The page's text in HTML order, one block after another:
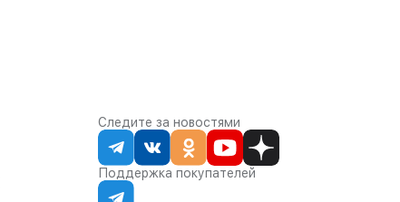
Следите за новостями
Поддержка покупателей